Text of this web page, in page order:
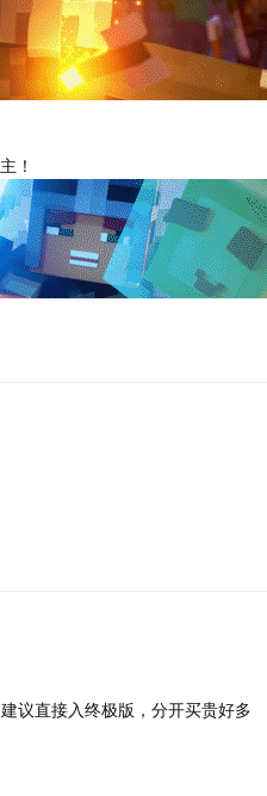
！
议直接入终极版，分开买贵好多